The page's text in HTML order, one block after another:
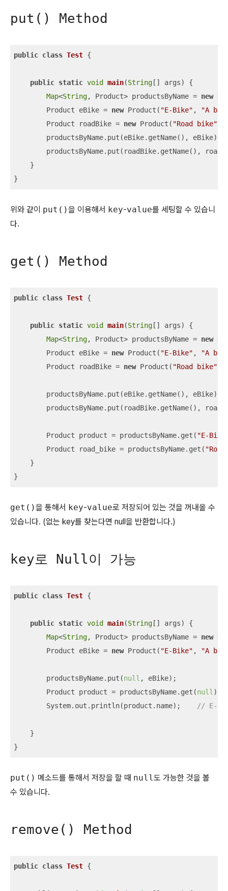
put() Method
public class Test {
public static void main(String [] args)
{
Map<String, Product> productsByName = new
        Product eBike =
new Product( "E-Bike" ,
"A
        Product roadBike =
new Product( "Road bike"
        productsByName.put(eBike.getName(), eBike);
productsByName.put(roadBike.getName(),
    }
}
위와 같이 put()을 이용해서 key-value를 세팅할 수 있습니
다.
get() Method
public class Test {
public static void main(String [] args)
{
Map<String, Product> productsByName = new
        Product eBike =
new Product( "E-Bike" ,
"A
        Product roadBike =
new Product( "Road bike"
        productsByName.put(eBike.getName(), eBike);
productsByName.put(roadBike.getName(),
        Product product = productsByName.get(
"E-
        Product road_bike = productsByName.get(
    }
}
get()을 통해서 key-value로 저장되어 있는 것을 꺼내올 수
있습니다. (없는 key를 찾는다면 null을 반환합니다.)
key로 Null이 가능
public class Test {
public static void main(String [] args)
{
Map<String, Product> productsByName = new
        Product eBike =
new Product( "E-Bike" , "A
        productsByName.put(
null , eBike);
        Product product = productsByName.get(
null);
        System.out.println(product.name);
// E-
    }
}
put() 메소드를 통해서 저장을 할 때 null도 가능한 것을 볼
수 있습니다.
remove() Method
public class Test {